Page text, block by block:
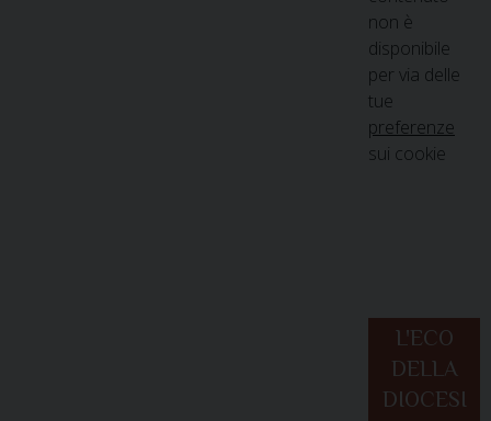
non è
disponibile
per via delle
tue
preferenze
sui cookie
L'ECO
DELLA
DIOCESI